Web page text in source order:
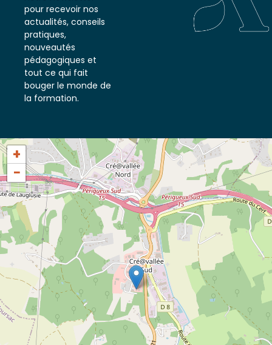
notre newsletter
pour recevoir nos
actualités, conseils
pratiques,
nouveautés
pédagogiques et
tout ce qui fait
bouger le monde de
+
−